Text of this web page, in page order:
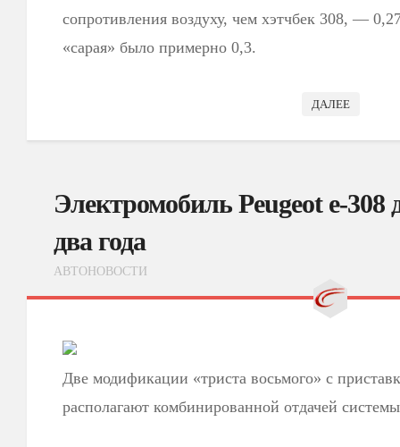
сопротивления воздуху, чем хэтчбек 308, —
«сарая» было примерно 0,3.
ДАЛЕЕ
Электромобиль Peugeot e-308
два года
АВТОНОВОСТИ
Две модификации «триста восьмого» с
располагают комбинированной отдачей